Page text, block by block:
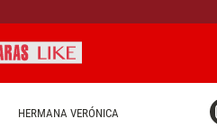
HERMANA VERÓNICA